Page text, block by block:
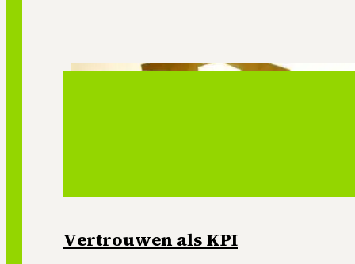
Vertrouwen als KPI